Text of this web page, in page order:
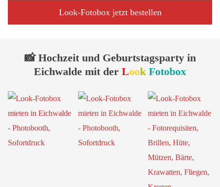
Look-Fotobox jetzt bestellen
📸 Hochzeit und Geburtstagsparty in
Eichwalde mit der Look Fotobox